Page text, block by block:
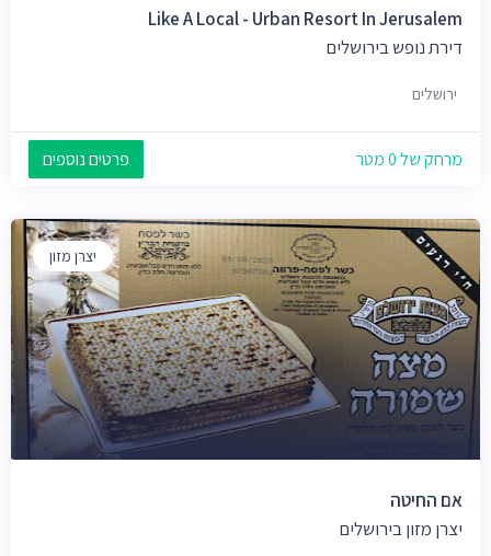
Like A Local - Urban Resort In Jerusalem
דירת נופש בירושלים
ירושלים
מרחק של 0 מטר פרטים נוספים
יצרן מזון
אם החיטה
יצרן מזון בירושלים